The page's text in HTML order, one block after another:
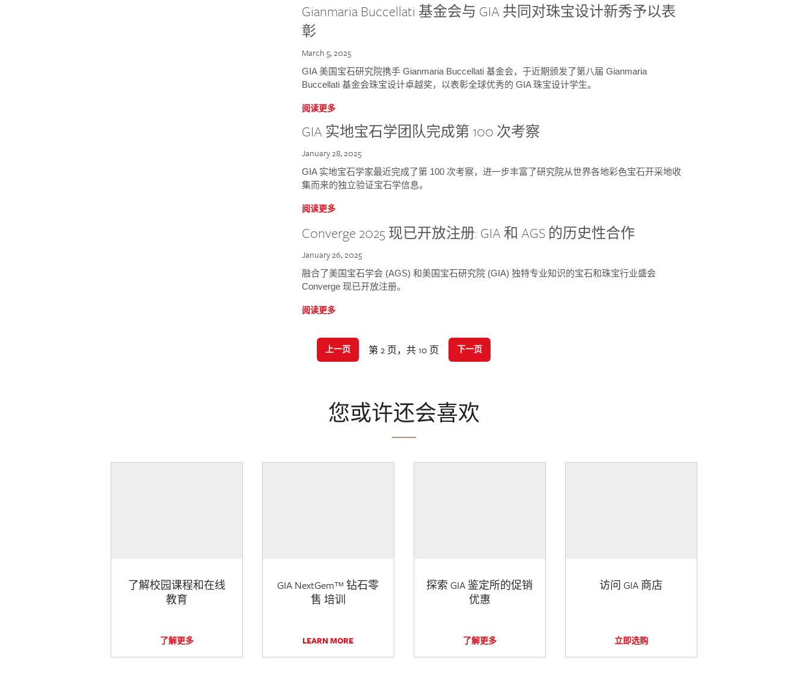
Gianmaria Buccellati 基金会与 GIA 共同对珠宝设计新秀予以表
彰
March 5, 2025
GIA 美国宝石研究院携手 Gianmaria Buccellati 基金会，于近期颁发了第八届 Gianmaria
Buccellati 基金会珠宝设计卓越奖，以表彰全球优秀的 GIA 珠宝设计学生。
阅读更多
GIA 实地宝石学团队完成第 100 次考察
January 28, 2025
GIA 实地宝石学家最近完成了第 100 次考察，进一步丰富了研究院从世界各地彩色宝石开采地收
集而来的独立验证宝石学信息。
阅读更多
Converge 2025 现已开放注册: GIA 和 AGS 的历史性合作
January 26, 2025
融合了美国宝石学会 (AGS) 和美国宝石研究院 (GIA) 独特专业知识的宝石和珠宝行业盛会
Converge 现已开放注册。
阅读更多
上一页 第 2 页，共 10 页 下一页
您或许还会喜欢
了解校园课程和在线
教育
了解更多
GIA NextGem™ 钻石零
售 培训
LEARN MORE
探索 GIA 鉴定所的促销
优惠
了解更多
访问 GIA 商店
立即选购